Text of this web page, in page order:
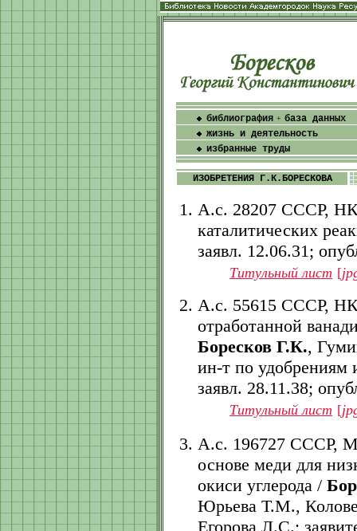
библиография + база данных
жизнь и деятельность
избранные труды
ИЗОБРЕТЕНИЯ Г.К.БОРЕСКОВА
А.с. 28207 СССР,
каталитических
заявл. 12.06.31;
Титульный лист [
А.с. 55615 СССР,
отработанной
Боресков Г.К.,
ин-т по удобрениям
заявл. 28.11.38;
Титульный лист [
А.с. 196727 СССР,
основе меди для
окиси углерода /
Юрьева Т.М.,
Егорова Л.С.;